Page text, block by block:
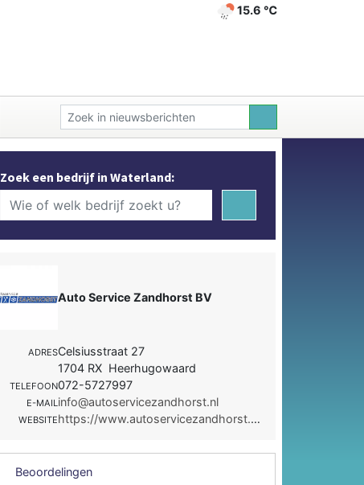
15.6 ℃
Zoek een bedrijf in Waterland:
Auto Service Zandhorst BV
ADRESCelsiusstraat 27
1704 RX Heerhugowaard
TELEFOON072-5727997
E-MAILinfo@autoservicezandhorst.nl
WEBSITE https://www.autoservicezandhorst.nl/
Beoordelingen